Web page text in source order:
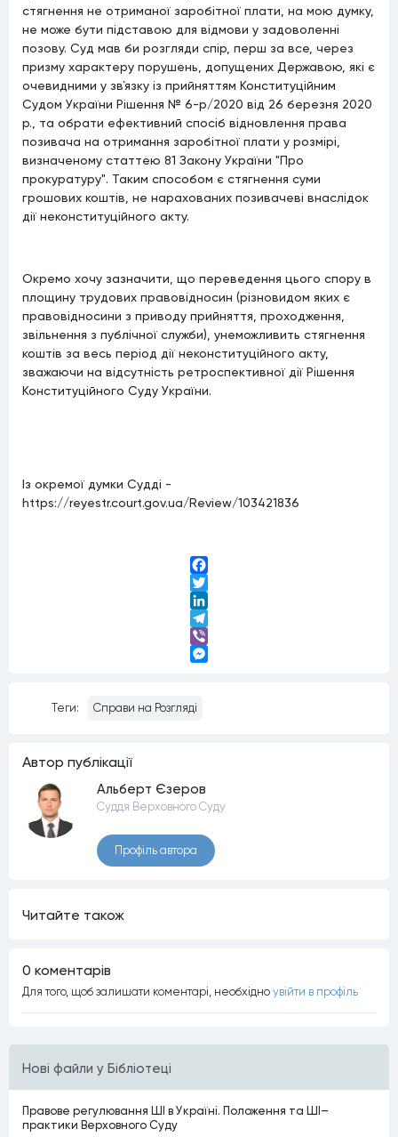
Нові файли у Бібліотеці
Правове регулювання ШІ в Україні. Положення та ШІ–
практики Верховного Суду
стягнення не отриманої заробітної плати, на мою думку,
не може бути підставою для відмови у задоволенні
позову. Суд мав би розгляди спір, перш за все, через
призму характеру порушень, допущених Державою, які є
очевидними у зв`язку із прийняттям Конституційним
Судом України Рішення № 6-р/2020 від 26 березня 2020
р., та обрати ефективний спосіб відновлення права
позивача на отримання заробітної плати у розмірі,
визначеному статтею 81 Закону України "Про
прокуратуру". Таким способом є стягнення суми
грошових коштів, не нарахованих позивачеві внаслідок
дії неконституційного акту.
Окремо хочу зазначити, що переведення цього спору в
площину трудових правовідносин (різновидом яких є
правовідносини з приводу прийняття, проходження,
звільнення з публічної служби), унеможливить стягнення
коштів за весь період дії неконституційного акту,
зважаючи на відсутність ретроспективної дії Рішення
Конституційного Суду України.
Із окремої думки Судді -
https://reyestr.court.gov.ua/Review/103421836
Facebook
Twitter
LinkedIn
Telegram
Viber
Теги: Справи на Розгляді
Автор публiкацiї
Альберт Єзеров
Суддя Верховного Суду
Профiль автора
Читайте також
0 коментарiв
Для того, щоб залишати коментарi, необхiдно увiйти в профiль